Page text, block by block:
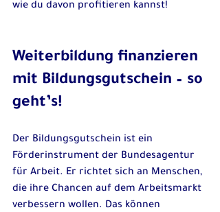
wie du davon profitieren kannst!
Weiterbildung finanzieren
mit Bildungsgutschein – so
geht’s!
Der Bildungsgutschein ist ein
Förderinstrument der Bundesagentur
für Arbeit. Er richtet sich an Menschen,
die ihre Chancen auf dem Arbeitsmarkt
verbessern wollen. Das können